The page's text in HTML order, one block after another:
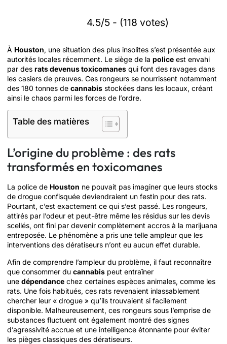
4.5/5 - (118 votes)
À Houston, une situation des plus insolites s’est présentée aux
autorités locales récemment. Le siège de la police est envahi
par des rats devenus toxicomanes qui font des ravages dans
les casiers de preuves. Ces rongeurs se nourrissent notamment
des 180 tonnes de cannabis stockées dans les locaux, créant
ainsi le chaos parmi les forces de l’ordre.
Table des matières
L’origine du problème : des rats
transformés en toxicomanes
La police de Houston ne pouvait pas imaginer que leurs stocks
de drogue confisquée deviendraient un festin pour des rats.
Pourtant, c’est exactement ce qui s’est passé. Les rongeurs,
attirés par l’odeur et peut-être même les résidus sur les devis
scellés, ont fini par devenir complètement accros à la marijuana
entreposée. Le phénomène a pris une telle ampleur que les
interventions des dératiseurs n’ont eu aucun effet durable.
Afin de comprendre l’ampleur du problème, il faut reconnaître
que consommer du cannabis peut entraîner
une dépendance chez certaines espèces animales, comme les
rats. Une fois habitués, ces rats revenaient inlassablement
chercher leur « drogue » qu’ils trouvaient si facilement
disponible. Malheureusement, ces rongeurs sous l’emprise de
substances fluctuent ont également montré des signes
d’agressivité accrue et une intelligence étonnante pour éviter
les pièges classiques des dératiseurs.